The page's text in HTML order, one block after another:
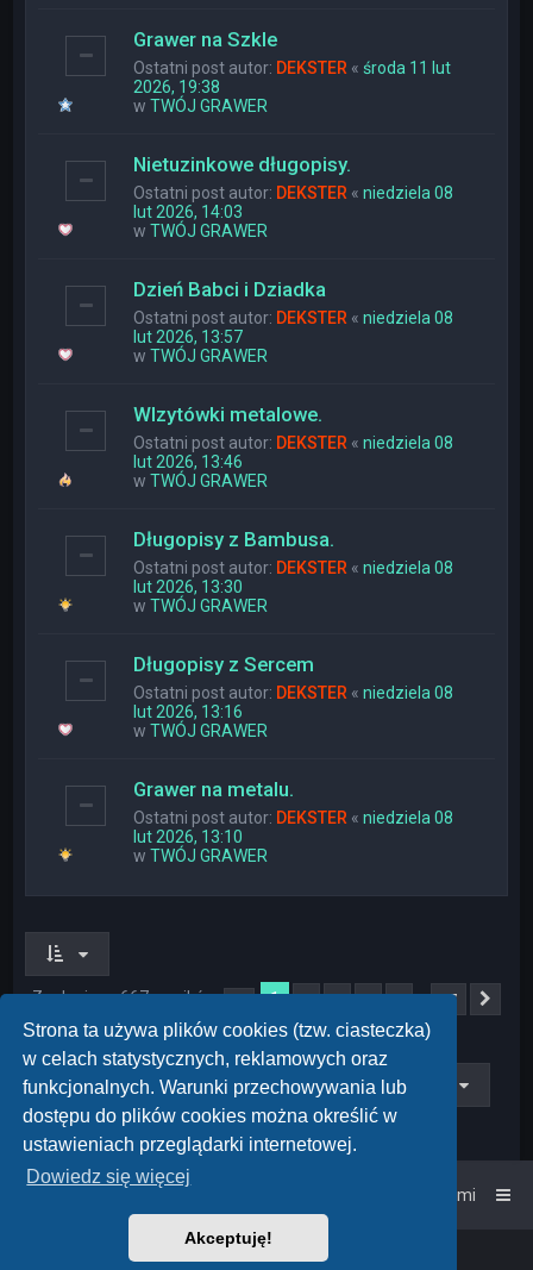
Strona ta używa plików cookies (tzw. ciasteczka)
w celach statystycznych, reklamowych oraz
funkcjonalnych. Warunki przechowywania lub
dostępu do plików cookies można określić w
ustawieniach przeglądarki internetowej.
Dowiedz się więcej
Akceptuję!
Grawer na Szkle
Ostatni post autor: DEKSTER «środa 11 lut
2026, 19:38
wTWÓJ GRAWER
Nietuzinkowe długopisy.
Ostatni post autor: DEKSTER «niedziela 08
lut 2026, 14:03
wTWÓJ GRAWER
Dzień Babci i Dziadka
Ostatni post autor: DEKSTER «niedziela 08
lut 2026, 13:57
wTWÓJ GRAWER
WIzytówki metalowe.
Ostatni post autor: DEKSTER «niedziela 08
lut 2026, 13:46
wTWÓJ GRAWER
Długopisy z Bambusa.
Ostatni post autor: DEKSTER «niedziela 08
lut 2026, 13:30
wTWÓJ GRAWER
Długopisy z Sercem
Ostatni post autor: DEKSTER «niedziela 08
lut 2026, 13:16
wTWÓJ GRAWER
Grawer na metalu.
Ostatni post autor: DEKSTER «niedziela 08
lut 2026, 13:10
wTWÓJ GRAWER
Znaleziono 667 wyników 1 2 3 4 5 … 27
Przejdź do
Kontakt z nami
phpBB
PlanetStyles